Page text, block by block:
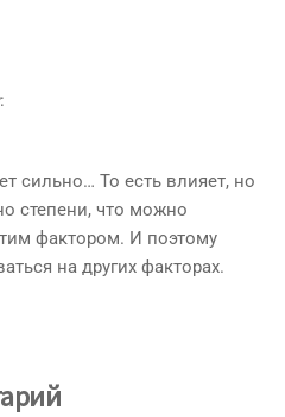
:
сильно… То есть влияет, но
степени, что можно
фактором. И поэтому
на других факторах.